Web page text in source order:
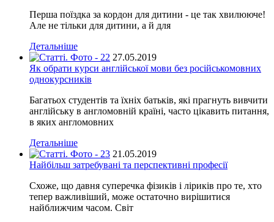
Перша поїздка за кордон для дитини - це так хвилююче!
Але не тільки для дитини, а й для
Детальніше
27.05.2019
Як обрати курси англійської мови без російськомовних
однокурсників
Багатьох студентів та їхніх батьків, які прагнуть вивчити
англійську в англомовній країні, часто цікавить питання,
в яких англомовних
Детальніше
21.05.2019
Найбільш затребувані та перспективні професії
Схоже, що давня суперечка фізиків і ліриків про те, хто
тепер важливіший, може остаточно вирішитися
найближчим часом. Світ